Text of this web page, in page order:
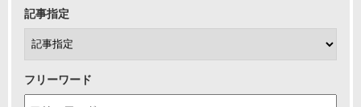
記事指定
フリーワード